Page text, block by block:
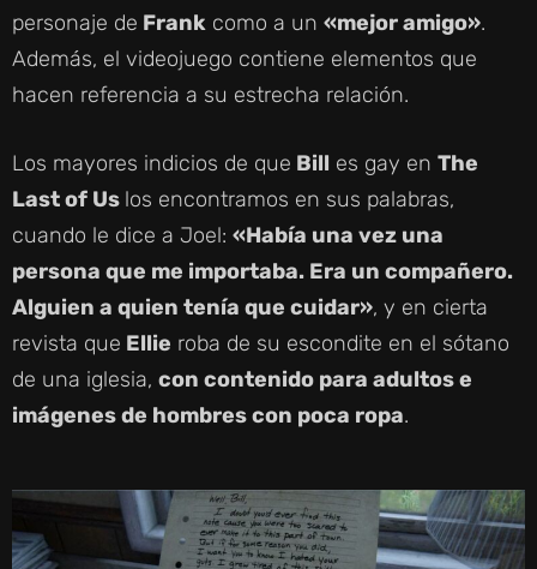
personaje de Frank como a un «mejor amigo».
Además, el videojuego contiene elementos que
hacen referencia a su estrecha relación.
Los mayores indicios de que Bill es gay en The
Last of Us los encontramos en sus palabras,
cuando le dice a Joel: «Había una vez una
persona que me importaba. Era un compañero.
Alguien a quien tenía que cuidar», y en cierta
revista que Ellie roba de su escondite en el sótano
de una iglesia, con contenido para adultos e
imágenes de hombres con poca ropa.